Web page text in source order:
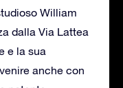
William
dalla Via Lattea
e la sua
anche con